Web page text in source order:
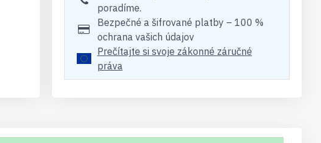
poradíme.
Bezpečné a šifrované platby – 100 %
ochrana vašich údajov
Prečítajte si svoje zákonné záručné
práva